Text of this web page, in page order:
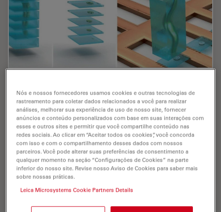
Method to Serial Lift-Out
Cryo-ET sample preparation becomes more demanding
when specimens are thicker, larger, or more complex.
This webinar brings together four perspectives on how
high-pressure freezing can be connected…
Jul 08, 2026 Webinar Congelamento de alta pressão
Nós e nossos fornecedores usamos cookies e outras tecnologias de
rastreamento para coletar dados relacionados a você para realizar
análises, melhorar sua experiência de uso de nosso site, fornecer
anúncios e conteúdo personalizados com base em suas interações com
esses e outros sites e permitir que você compartilhe conteúdo nas
redes sociais. Ao clicar em “Aceitar todos os cookies”, você concorda
com isso e com o compartilhamento desses dados com nossos
parceiros. Você pode alterar suas preferências de consentimento a
qualquer momento na seção “Configurações de Cookies” na parte
inferior do nosso site. Revise nosso Aviso de Cookies para saber mais
sobre nossas práticas.
Leica Microsystems Cookie Partners Details